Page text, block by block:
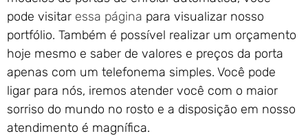
pode visitar essa página para visualizar nosso
portfólio. Também é possível realizar um orçamento
hoje mesmo e saber de valores e preços da porta
apenas com um telefonema simples. Você pode
ligar para nós, iremos atender você com o maior
sorriso do mundo no rosto e a disposição em nosso
atendimento é magnífica.